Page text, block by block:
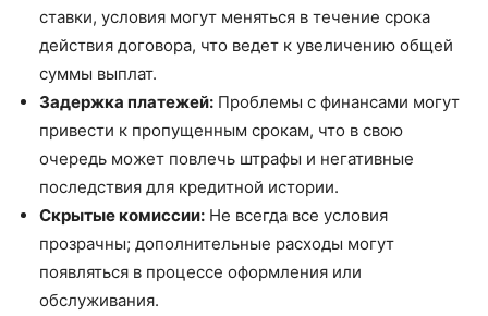
ставки, условия могут меняться в течение срока
действия договора, что ведет к увеличению общей
суммы выплат.
Задержка платежей: Проблемы с финансами могут
привести к пропущенным срокам, что в свою
очередь может повлечь штрафы и негативные
последствия для кредитной истории.
Скрытые комиссии: Не всегда все условия
прозрачны; дополнительные расходы могут
появляться в процессе оформления или
обслуживания.